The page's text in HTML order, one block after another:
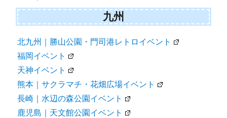
九州
北九州｜勝山公園・門司港レトロイベント
福岡イベント
天神イベント
熊本｜サクラマチ・花畑広場イベント
長崎｜水辺の森公園イベント
鹿児島｜天文館公園イベント